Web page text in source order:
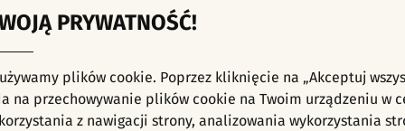
do sypialni
kuchenne
łazienkowe
Płytki ścienne
Płytki cegiełki
Płytki drewnopodobne
Płytki heksagonalne
Płytki
Płytki we
KAFELKI - SALON I HOL, PŁYTKI ŚCIENNE,
PRYWATNOŚĆ!
plików cookie. Poprzez kliknięcie na „Akceptuj
na przechowywanie plików cookie na Twoim urządzeniu w
z nawigacji strony, analizowania wykorzystania